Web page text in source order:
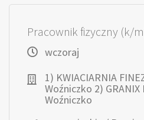
Pracownik fizyczny (k/
wczoraj
1) KWIACIARNIA
Woźniczko 2)
Woźniczko